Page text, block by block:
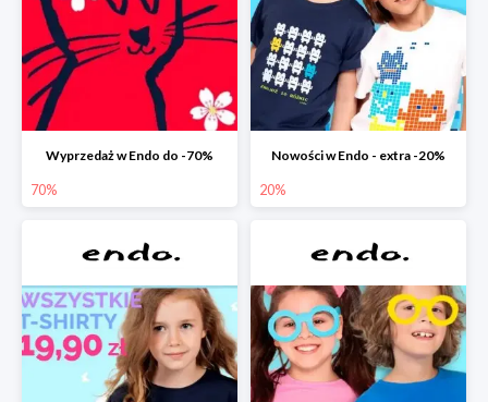
Wyprzedaż w Endo do -70%
70%
Nowości w Endo - extra -20%
20%